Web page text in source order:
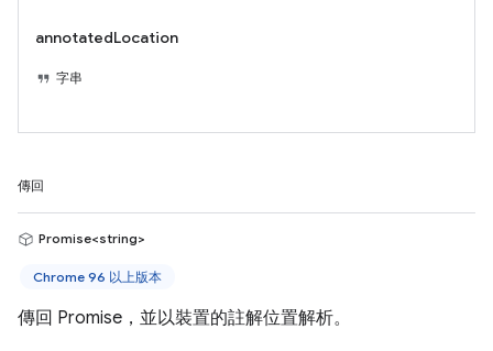
annotatedLocation
字串
傳回
Promise<string>
Chrome 96 以上版本
傳回 Promise，並以裝置的註解位置解析。